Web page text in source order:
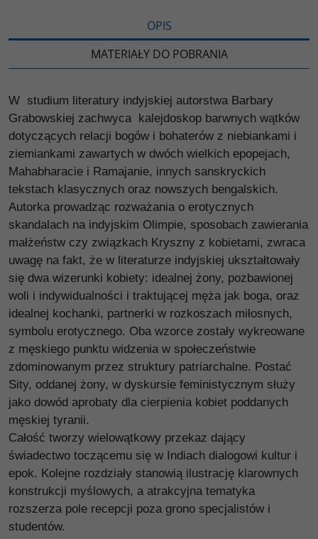
OPIS
MATERIAŁY DO POBRANIA
W studium literatury indyjskiej autorstwa Barbary
Grabowskiej zachwyca kalejdoskop barwnych wątków
dotyczących relacji bogów i bohaterów z niebiankami i
ziemiankami zawartych w dwóch wielkich epopejach,
Mahabharacie i Ramajanie, innych sanskryckich
tekstach klasycznych oraz nowszych bengalskich.
Autorka prowadząc rozważania o erotycznych
skandalach na indyjskim Olimpie, sposobach zawierania
małżeństw czy związkach Kryszny z kobietami, zwraca
uwagę na fakt, że w literaturze indyjskiej ukształtowały
się dwa wizerunki kobiety: idealnej żony, pozbawionej
woli i indywidualności i traktującej męża jak boga, oraz
idealnej kochanki, partnerki w rozkoszach miłosnych,
symbolu erotycznego. Oba wzorce zostały wykreowane
z męskiego punktu widzenia w społeczeństwie
zdominowanym przez struktury patriarchalne. Postać
Sity, oddanej żony, w dyskursie feministycznym służy
jako dowód aprobaty dla cierpienia kobiet poddanych
męskiej tyranii.
Całość tworzy wielowątkowy przekaz dający
świadectwo toczącemu się w Indiach dialogowi kultur i
epok. Kolejne rozdziały stanowią ilustrację klarownych
konstrukcji myślowych, a atrakcyjna tematyka
rozszerza pole recepcji poza grono specjalistów i
studentów.